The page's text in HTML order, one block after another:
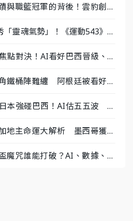
與職籃冠軍的背後！雲豹創辦
靈魂氣勢」！《運動543》微
點對決！AI看好巴西晉級、數
鐵桶陣難纏 阿根廷被看好下
本強碰巴西！AI估五五波 牛
地主命運大解析 墨西哥獲數
魔咒誰能打破？AI、數據、塔